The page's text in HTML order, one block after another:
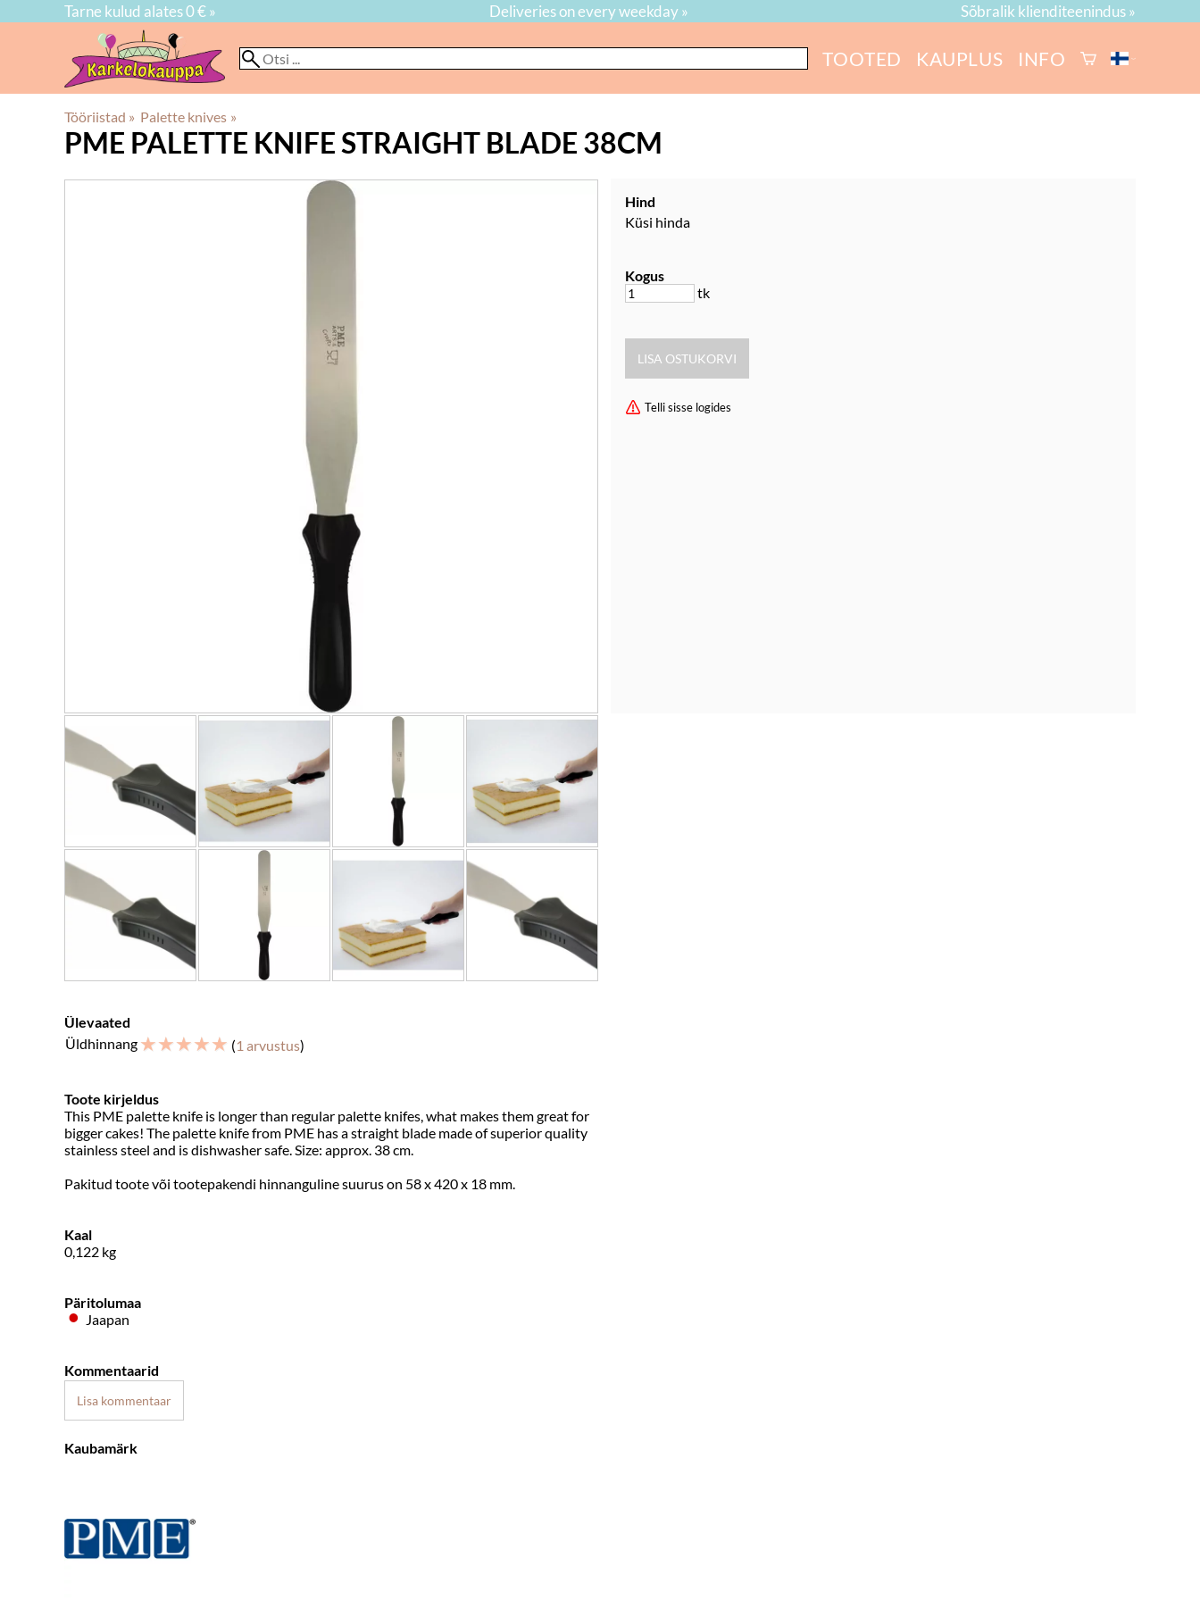
Tarne kulud alates 0 € » Deliveries on every weekday » Sõbralik klienditeenindus »
TOOTED KAUPLUS INFO
Tööriistad ‪» Palette knives ‪»
PME PALETTE KNIFE STRAIGHT BLADE 38CM
Hind
Küsi hinda
Kogus
tk
Telli sisse logides
Ülevaated
Üldhinnang ☆☆☆☆☆ (1 arvustus)
Toote kirjeldus
This PME palette knife is longer than regular palette knifes, what makes them great for
bigger cakes! The palette knife from PME has a straight blade made of superior quality
stainless steel and is dishwasher safe. Size: approx. 38 cm.
Pakitud toote või tootepakendi hinnanguline suurus on 58 x 420 x 18 mm.
Kaal
0,122 kg
Päritolumaa
Jaapan
Kommentaarid
Lisa kommentaar
Kaubamärk